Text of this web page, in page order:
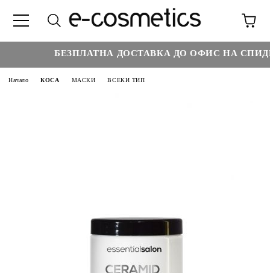
БЕЗПЛАТНА ДОСТАВКА ДО ОФИС НА
Начало КОСА МАСКИ ВСЕКИ ТИП